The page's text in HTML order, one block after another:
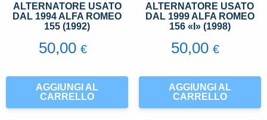
ALTERNATORE USATO
DAL 1994 ALFA ROMEO
155 (1992)
50,00 €
AGGIUNGI AL
CARRELLO
ALTERNATORE USATO
DAL 1999 ALFA ROMEO
156 «I» (1998)
50,00€
AGGIUNGI AL
CARRELLO